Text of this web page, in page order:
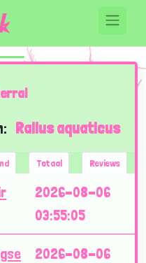
Rallus aquaticus
Totaal Reviews
2026-08-06
03:55:05
2026-08-06